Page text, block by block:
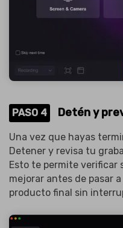
PASO 4 Detén y
Una vez que hayas
Detener y revisa tu
Esto te permite verificar
mejorar antes de pasar
producto final sin